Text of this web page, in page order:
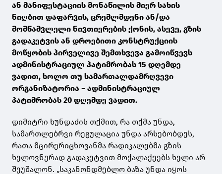
ან მანიფესტაციის მონაწილის მიერ სახის
ნიღბით დაფარვის, ცრემლმდენი ან/და
მომწამვლელი ნივთიერების ქონის, ასევე, გზის
გადაკეტვის ან დროებითი კონსტრუქციის
მოწყობის პირველივე შემთხვევა გამოიწვევს
ადმინისტრაციულ პატიმრობას 15 დღემდე
ვადით, ხოლო თუ სამართალდამრღვევი
ორგანიზატორია − ადმინისტრაციულ
პატიმრობას 20 დღემდე ვადით.
დიმიტრი ხუნდაძის თქმით, რა თქმა უნდა,
სამართლებრვი რეგულაცია უნდა არსებობდეს,
რათა მცირერიცხოვანმა რადიკალებმა გზის
ხელოვნურად გადაკეტვით მოქალაქეებს ხელი არ
შეუშალონ. „საკანონდმებლო ბაზა უნდა იყოს